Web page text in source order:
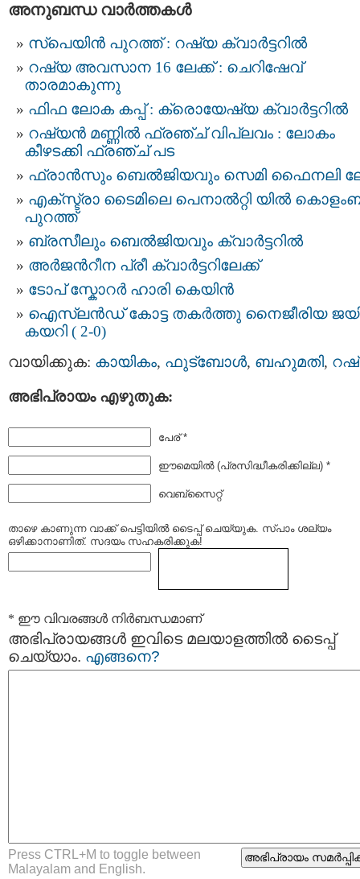
അനുബന്ധ വാര്‍ത്തകള്‍
സ്പെയിന്‍ പുറത്ത് : റഷ്യ ക്വാര്‍ട്ടറില്‍
റഷ്യ അവസാന 16 ലേക്ക് : ചെറിഷേവ്
താരമാകുന്നു
ഫിഫ ലോക കപ്പ് : ക്രൊയേഷ്യ ക്വാര്‍ട്ടറില്‍
റഷ്യന്‍ മണ്ണില്‍ ഫ്രഞ്ച് വിപ്ലവം : ലോകം
കീ‍ഴടക്കി ഫ്രഞ്ച് പട
ഫ്രാന്‍സും ബെല്‍ജിയവും സെമി ഫൈനലി
എക്സ്ട്രാ ടൈമിലെ പെനാൽറ്റി യിൽ
പുറത്ത്
ബ്രസീലും ബെല്‍ജിയവും ക്വാര്‍ട്ടറില്‍
അര്‍ജന്‍റീന പ്രീ ക്വാര്‍ട്ടറിലേക്ക്
ടോപ് സ്കോറർ ഹാരി കെയിൻ
ഐസ്‌ലൻഡ് കോട്ട തകർത്തു നൈജീരിയ
കയറി ( 2-0)
വായിക്കുക: കായികം, ഫുട്ബോള്‍, ബഹുമതി,
അഭിപ്രായം എഴുതുക:
പേര് *
ഈമെയില്‍ (പ്രസിദ്ധീകരിക്കില്ല) *
വെബ്സൈറ്റ്
താഴെ കാണുന്ന വാക്ക് പെട്ടിയില്‍ ടൈപ്പ്‌ ചെയ്യുക. സ്പാം ശല്യം
ഒഴിക്കാനാണിത്. സദയം സഹകരിക്കുക!
* ഈ വിവരങ്ങള്‍ നിര്‍ബന്ധമാണ്
അഭിപ്രായങ്ങള്‍ ഇവിടെ മലയാളത്തില്‍ ടൈപ്പ്
ചെയ്യാം. എങ്ങനെ?
Press CTRL+M to toggle between
Malayalam and English.